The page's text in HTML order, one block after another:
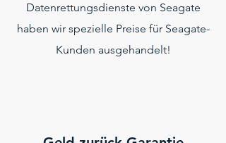
Datenrettungsdienste von Seagate
haben wir spezielle Preise für Seagate-
Kunden ausgehandelt!